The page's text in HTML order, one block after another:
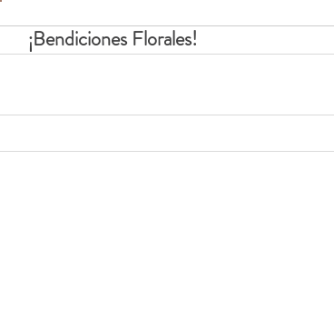
¡Bendiciones Florales!